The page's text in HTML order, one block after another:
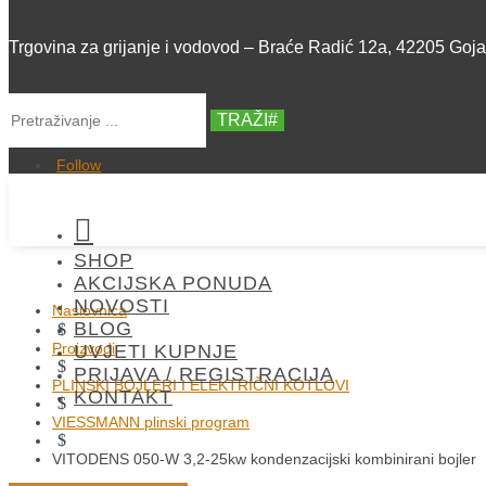
Trgovina za grijanje i vodovod – Braće Radić 12a, 42205
TRAŽI
Follow

SHOP
AKCIJSKA PONUDA
NOVOSTI
BLOG
UVJETI KUPNJE
PRIJAVA / REGISTRACIJA
KONTAKT
Naslovnica
$
Proizvodi
$
PLINSKI BOJLERI I ELEKTRIČNI KOTLOVI
$
VIESSMANN plinski program
$
VITODENS 050-W 3,2-25kw kondenzacijski kombinirani bojler